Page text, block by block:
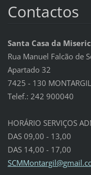
Contactos
Santa Casa da
Rua Manuel Falcão de
Apartado 32
7425 - 130 MONTARGIL
Telef.: 242 900040
HORÁRIO SERVIÇOS
DAS 09,00 - 13,00
DAS 14,00 - 17,00
SCMMontargil@gma